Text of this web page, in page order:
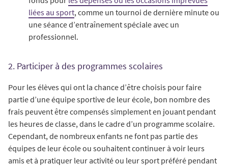
liées au sport, comme un tournoi de dernière minute ou
une séance d’entraînement spéciale avec un
professionnel.
2. Participer à des programmes scolaires
Pour les élèves qui ont la chance d’être choisis pour faire
partie d’une équipe sportive de leur école, bon nombre des
frais peuvent être compensés simplement en jouant pendant
les heures de classe, dans le cadre d’un programme scolaire.
Cependant, de nombreux enfants ne font pas partie des
équipes de leur école ou souhaitent continuer à voir leurs
amis et à pratiquer leur activité ou leur sport préféré pendant